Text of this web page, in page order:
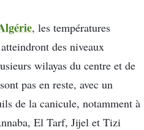
, les températures
des niveaux
wilayas du centre et de
pas en reste, avec un
de la canicule, notamment à
El Tarf, Jijel et Tizi